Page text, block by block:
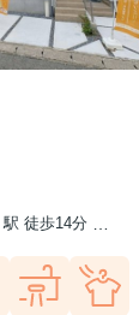
徒歩14分